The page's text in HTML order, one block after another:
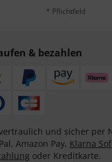
* Pflichtfeld
& bezahlen
und sicher per
Amazon Pay, Klarna
oder Kreditkarte.